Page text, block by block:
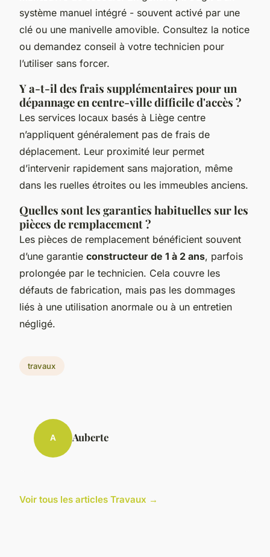
système manuel intégré - souvent activé par une
clé ou une manivelle amovible. Consultez la notice
ou demandez conseil à votre technicien pour
l’utiliser sans forcer.
Y a-t-il des frais supplémentaires pour un
dépannage en centre-ville difficile d'accès ?
Les services locaux basés à Liège centre
n’appliquent généralement pas de frais de
déplacement. Leur proximité leur permet
d’intervenir rapidement sans majoration, même
dans les ruelles étroites ou les immeubles anciens.
Quelles sont les garanties habituelles sur les
pièces de remplacement ?
Les pièces de remplacement bénéficient souvent
d’une garantie constructeur de 1 à 2 ans, parfois
prolongée par le technicien. Cela couvre les
défauts de fabrication, mais pas les dommages
liés à une utilisation anormale ou à un entretien
négligé.
travaux
A Auberte
Voir tous les articles Travaux →